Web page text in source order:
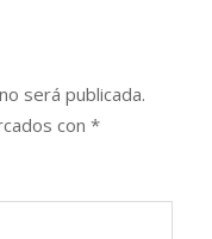
será publicada.
con *